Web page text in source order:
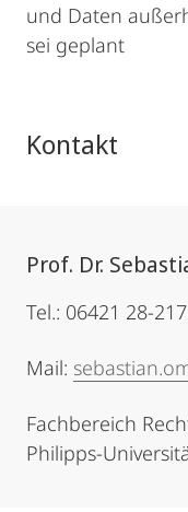
und Daten
sei geplant
Kontakt
Prof. Dr.
Tel.: 06421 28-
Mail:
Fachbereich
Philipps-